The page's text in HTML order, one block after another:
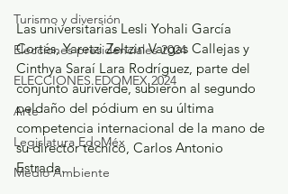
Turismo y diversión
Elecciones presidenciales 2024
ELECCIONES EDOMEX 2024
Arte
Legislatura EdoMéx
Medio Ambiente
Las universitarias Lesli Yohali García
Cortés, Yaretzi Zeltzin Vargas Callejas y
Cinthya Saraí Lara Rodríguez, parte del
conjunto auriverde, subieron al segundo
peldaño del pódium en su última
competencia internacional de la mano de
su director técnico, Carlos Antonio
Estrada.